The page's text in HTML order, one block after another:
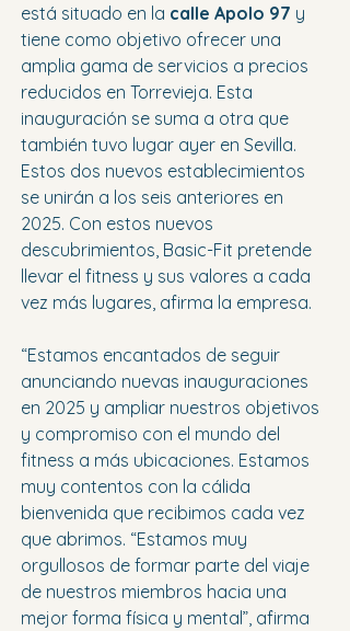
está situado en la calle Apolo 97 y
tiene como objetivo ofrecer una
amplia gama de servicios a precios
reducidos en Torrevieja. Esta
inauguración se suma a otra que
también tuvo lugar ayer en Sevilla.
Estos dos nuevos establecimientos
se unirán a los seis anteriores en
2025. Con estos nuevos
descubrimientos, Basic-Fit pretende
llevar el fitness y sus valores a cada
vez más lugares, afirma la empresa.
“Estamos encantados de seguir
anunciando nuevas inauguraciones
en 2025 y ampliar nuestros objetivos
y compromiso con el mundo del
fitness a más ubicaciones. Estamos
muy contentos con la cálida
bienvenida que recibimos cada vez
que abrimos. “Estamos muy
orgullosos de formar parte del viaje
de nuestros miembros hacia una
mejor forma física y mental”, afirma